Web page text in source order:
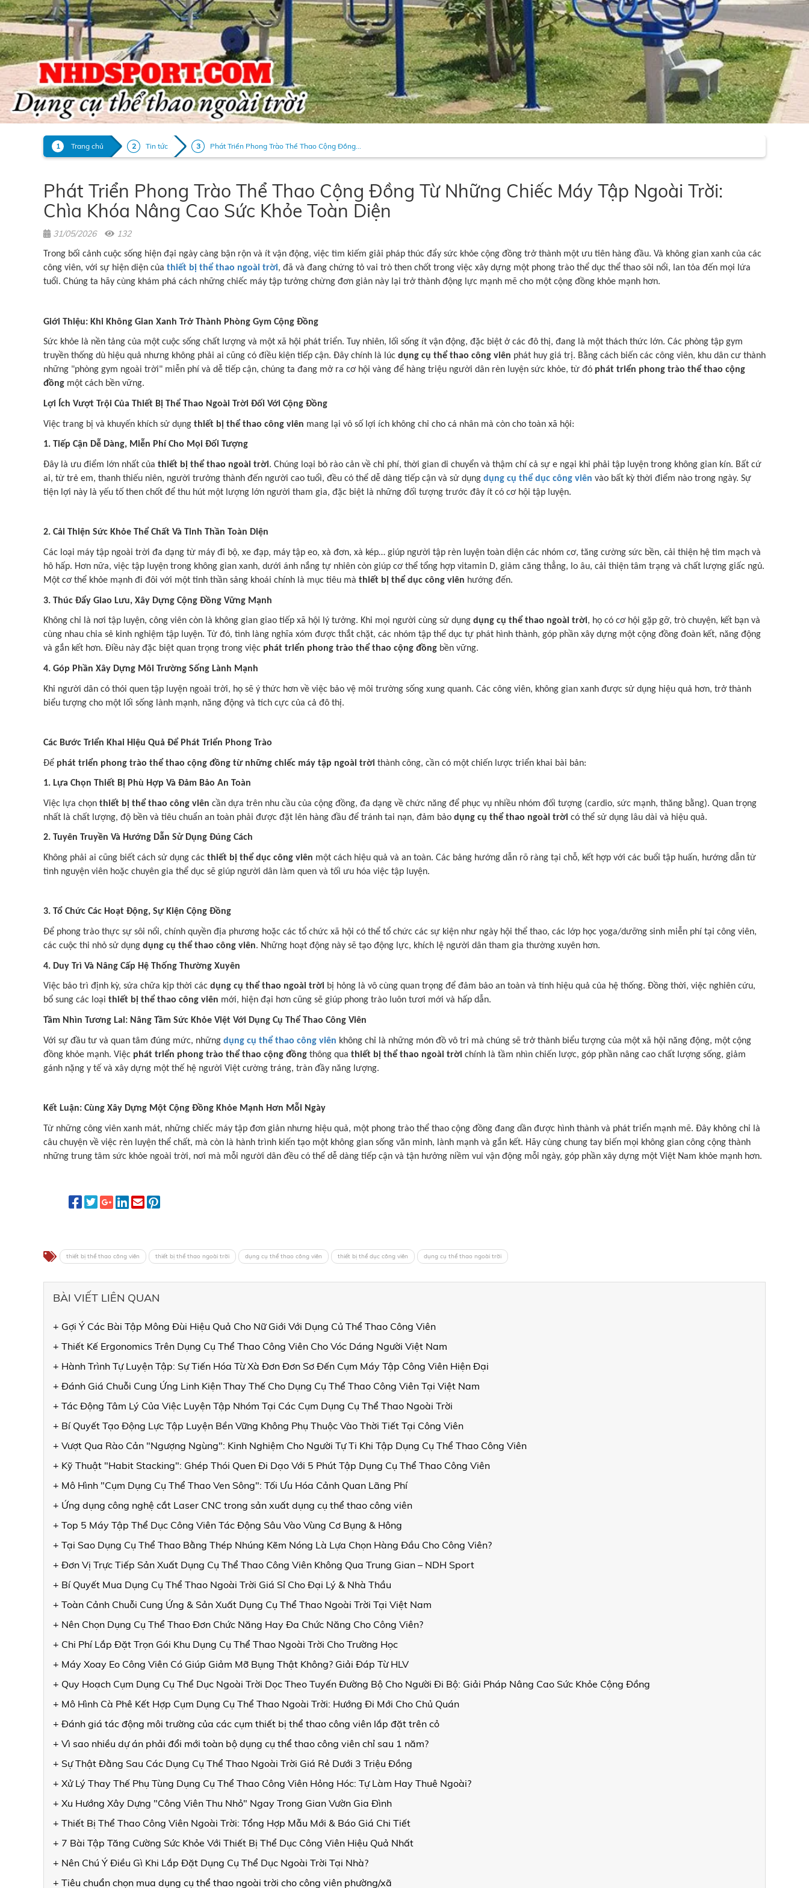
Trang chủ Tin tức Phát Triển Phong Trào Thể Thao Cộng Đồng...
Phát Triển Phong Trào Thể Thao Cộng Đồng Từ Những Chiếc Máy Tập Ngoài Trời:
Chìa Khóa Nâng Cao Sức Khỏe Toàn Diện
31/05/2026 132
Trong bối cảnh cuộc sống hiện đại ngày càng bận rộn và ít vận động, việc tìm kiếm giải pháp thúc đẩy sức khỏe cộng đồng trở thành một ưu tiên hàng đầu. Và không gian xanh của các
công viên, với sự hiện diện của thiết bị thể thao ngoài trời, đã và đang chứng tỏ vai trò then chốt trong việc xây dựng một phong trào thể dục thể thao sôi nổi, lan tỏa đến mọi lứa
tuổi. Chúng ta hãy cùng khám phá cách những chiếc máy tập tưởng chừng đơn giản này lại trở thành động lực mạnh mẽ cho một cộng đồng khỏe mạnh hơn.
Giới Thiệu: Khi Không Gian Xanh Trở Thành Phòng Gym Cộng Đồng
Sức khỏe là nền tảng của một cuộc sống chất lượng và một xã hội phát triển. Tuy nhiên, lối sống ít vận động, đặc biệt ở các đô thị, đang là một thách thức lớn. Các phòng tập gym
truyền thống dù hiệu quả nhưng không phải ai cũng có điều kiện tiếp cận. Đây chính là lúc dụng cụ thể thao công viên phát huy giá trị. Bằng cách biến các công viên, khu dân cư thành
những "phòng gym ngoài trời" miễn phí và dễ tiếp cận, chúng ta đang mở ra cơ hội vàng để hàng triệu người dân rèn luyện sức khỏe, từ đó phát triển phong trào thể thao cộng
đồng một cách bền vững.
Lợi Ích Vượt Trội Của Thiết Bị Thể Thao Ngoài Trời Đối Với Cộng Đồng
Việc trang bị và khuyến khích sử dụng thiết bị thể thao công viên mang lại vô số lợi ích không chỉ cho cá nhân mà còn cho toàn xã hội:
1. Tiếp Cận Dễ Dàng, Miễn Phí Cho Mọi Đối Tượng
Đây là ưu điểm lớn nhất của thiết bị thể thao ngoài trời. Chúng loại bỏ rào cản về chi phí, thời gian di chuyển và thậm chí cả sự e ngại khi phải tập luyện trong không gian kín. Bất cứ
ai, từ trẻ em, thanh thiếu niên, người trưởng thành đến người cao tuổi, đều có thể dễ dàng tiếp cận và sử dụng dụng cụ thể dục công viên vào bất kỳ thời điểm nào trong ngày. Sự
tiện lợi này là yếu tố then chốt để thu hút một lượng lớn người tham gia, đặc biệt là những đối tượng trước đây ít có cơ hội tập luyện.
2. Cải Thiện Sức Khỏe Thể Chất Và Tinh Thần Toàn Diện
Các loại máy tập ngoài trời đa dạng từ máy đi bộ, xe đạp, máy tập eo, xà đơn, xà kép… giúp người tập rèn luyện toàn diện các nhóm cơ, tăng cường sức bền, cải thiện hệ tim mạch và
hô hấp. Hơn nữa, việc tập luyện trong không gian xanh, dưới ánh nắng tự nhiên còn giúp cơ thể tổng hợp vitamin D, giảm căng thẳng, lo âu, cải thiện tâm trạng và chất lượng giấc ngủ.
Một cơ thể khỏe mạnh đi đôi với một tinh thần sảng khoái chính là mục tiêu mà thiết bị thể dục công viên hướng đến.
3. Thúc Đẩy Giao Lưu, Xây Dựng Cộng Đồng Vững Mạnh
Không chỉ là nơi tập luyện, công viên còn là không gian giao tiếp xã hội lý tưởng. Khi mọi người cùng sử dụng dụng cụ thể thao ngoài trời, họ có cơ hội gặp gỡ, trò chuyện, kết bạn và
cùng nhau chia sẻ kinh nghiệm tập luyện. Từ đó, tình làng nghĩa xóm được thắt chặt, các nhóm tập thể dục tự phát hình thành, góp phần xây dựng một cộng đồng đoàn kết, năng động
và gắn kết hơn. Điều này đặc biệt quan trọng trong việc phát triển phong trào thể thao cộng đồng bền vững.
4. Góp Phần Xây Dựng Môi Trường Sống Lành Mạnh
Khi người dân có thói quen tập luyện ngoài trời, họ sẽ ý thức hơn về việc bảo vệ môi trường sống xung quanh. Các công viên, không gian xanh được sử dụng hiệu quả hơn, trở thành
biểu tượng cho một lối sống lành mạnh, năng động và tích cực của cả đô thị.
Các Bước Triển Khai Hiệu Quả Để Phát Triển Phong Trào
Để phát triển phong trào thể thao cộng đồng từ những chiếc máy tập ngoài trời thành công, cần có một chiến lược triển khai bài bản:
1. Lựa Chọn Thiết Bị Phù Hợp Và Đảm Bảo An Toàn
Việc lựa chọn thiết bị thể thao công viên cần dựa trên nhu cầu của cộng đồng, đa dạng về chức năng để phục vụ nhiều nhóm đối tượng (cardio, sức mạnh, thăng bằng). Quan trọng
nhất là chất lượng, độ bền và tiêu chuẩn an toàn phải được đặt lên hàng đầu để tránh tai nạn, đảm bảo dụng cụ thể thao ngoài trời có thể sử dụng lâu dài và hiệu quả.
2. Tuyên Truyền Và Hướng Dẫn Sử Dụng Đúng Cách
Không phải ai cũng biết cách sử dụng các thiết bị thể dục công viên một cách hiệu quả và an toàn. Các bảng hướng dẫn rõ ràng tại chỗ, kết hợp với các buổi tập huấn, hướng dẫn từ
tình nguyện viên hoặc chuyên gia thể dục sẽ giúp người dân làm quen và tối ưu hóa việc tập luyện.
3. Tổ Chức Các Hoạt Động, Sự Kiện Cộng Đồng
Để phong trào thực sự sôi nổi, chính quyền địa phương hoặc các tổ chức xã hội có thể tổ chức các sự kiện như ngày hội thể thao, các lớp học yoga/dưỡng sinh miễn phí tại công viên,
các cuộc thi nhỏ sử dụng dụng cụ thể thao công viên. Những hoạt động này sẽ tạo động lực, khích lệ người dân tham gia thường xuyên hơn.
4. Duy Trì Và Nâng Cấp Hệ Thống Thường Xuyên
Việc bảo trì định kỳ, sửa chữa kịp thời các dụng cụ thể thao ngoài trời bị hỏng là vô cùng quan trọng để đảm bảo an toàn và tính hiệu quả của hệ thống. Đồng thời, việc nghiên cứu,
bổ sung các loại thiết bị thể thao công viên mới, hiện đại hơn cũng sẽ giúp phong trào luôn tươi mới và hấp dẫn.
Tầm Nhìn Tương Lai: Nâng Tầm Sức Khỏe Việt Với Dụng Cụ Thể Thao Công Viên
Với sự đầu tư và quan tâm đúng mức, những dụng cụ thể thao công viên không chỉ là những món đồ vô tri mà chúng sẽ trở thành biểu tượng của một xã hội năng động, một cộng
đồng khỏe mạnh. Việc phát triển phong trào thể thao cộng đồng thông qua thiết bị thể thao ngoài trời chính là tầm nhìn chiến lược, góp phần nâng cao chất lượng sống, giảm
gánh nặng y tế và xây dựng một thế hệ người Việt cường tráng, tràn đầy năng lượng.
Kết Luận: Cùng Xây Dựng Một Cộng Đồng Khỏe Mạnh Hơn Mỗi Ngày
Từ những công viên xanh mát, những chiếc máy tập đơn giản nhưng hiệu quả, một phong trào thể thao cộng đồng đang dần được hình thành và phát triển mạnh mẽ. Đây không chỉ là
câu chuyện về việc rèn luyện thể chất, mà còn là hành trình kiến tạo một không gian sống văn minh, lành mạnh và gắn kết. Hãy cùng chung tay biến mọi không gian công cộng thành
những trung tâm sức khỏe ngoài trời, nơi mà mỗi người dân đều có thể dễ dàng tiếp cận và tận hưởng niềm vui vận động mỗi ngày, góp phần xây dựng một Việt Nam khỏe mạnh hơn.
thiết bị thể thao công viên thiết bị thể thao ngoài trời dụng cụ thể thao công viên thiết bị thể dục công viên dụng cụ thể thao ngoài trời
BÀI VIẾT LIÊN QUAN
+ Gợi Ý Các Bài Tập Mông Đùi Hiệu Quả Cho Nữ Giới Với Dụng Củ Thể Thao Công Viên
+ Thiết Kế Ergonomics Trên Dụng Cụ Thể Thao Công Viên Cho Vóc Dáng Người Việt Nam
+ Hành Trình Tự Luyện Tập: Sự Tiến Hóa Từ Xà Đơn Đơn Sơ Đến Cụm Máy Tập Công Viên Hiện Đại
+ Đánh Giá Chuỗi Cung Ứng Linh Kiện Thay Thế Cho Dụng Cụ Thể Thao Công Viên Tại Việt Nam
+ Tác Động Tâm Lý Của Việc Luyện Tập Nhóm Tại Các Cụm Dụng Cụ Thể Thao Ngoài Trời
+ Bí Quyết Tạo Động Lực Tập Luyện Bền Vững Không Phụ Thuộc Vào Thời Tiết Tại Công Viên
+ Vượt Qua Rào Cản "Ngượng Ngùng": Kinh Nghiệm Cho Người Tự Ti Khi Tập Dụng Cụ Thể Thao Công Viên
+ Kỹ Thuật "Habit Stacking": Ghép Thói Quen Đi Dạo Với 5 Phút Tập Dụng Cụ Thể Thao Công Viên
+ Mô Hình "Cụm Dụng Cụ Thể Thao Ven Sông": Tối Ưu Hóa Cảnh Quan Lãng Phí
+ Ứng dụng công nghệ cắt Laser CNC trong sản xuất dụng cụ thể thao công viên
+ Top 5 Máy Tập Thể Dục Công Viên Tác Động Sâu Vào Vùng Cơ Bụng & Hông
+ Tại Sao Dụng Cụ Thể Thao Bằng Thép Nhúng Kẽm Nóng Là Lựa Chọn Hàng Đầu Cho Công Viên?
+ Đơn Vị Trực Tiếp Sản Xuất Dụng Cụ Thể Thao Công Viên Không Qua Trung Gian – NDH Sport
+ Bí Quyết Mua Dụng Cụ Thể Thao Ngoài Trời Giá Sỉ Cho Đại Lý & Nhà Thầu
+ Toàn Cảnh Chuỗi Cung Ứng & Sản Xuất Dụng Cụ Thể Thao Ngoài Trời Tại Việt Nam
+ Nên Chọn Dụng Cụ Thể Thao Đơn Chức Năng Hay Đa Chức Năng Cho Công Viên?
+ Chi Phí Lắp Đặt Trọn Gói Khu Dụng Cụ Thể Thao Ngoài Trời Cho Trường Học
+ Máy Xoay Eo Công Viên Có Giúp Giảm Mỡ Bụng Thật Không? Giải Đáp Từ HLV
+ Quy Hoạch Cụm Dụng Cụ Thể Dục Ngoài Trời Dọc Theo Tuyến Đường Bộ Cho Người Đi Bộ: Giải Pháp Nâng Cao Sức Khỏe Cộng Đồng
+ Mô Hình Cà Phê Kết Hợp Cụm Dụng Cụ Thể Thao Ngoài Trời: Hướng Đi Mới Cho Chủ Quán
+ Đánh giá tác động môi trường của các cụm thiết bị thể thao công viên lắp đặt trên cỏ
+ Vì sao nhiều dự án phải đổi mới toàn bộ dụng cụ thể thao công viên chỉ sau 1 năm?
+ Sự Thật Đằng Sau Các Dụng Cụ Thể Thao Ngoài Trời Giá Rẻ Dưới 3 Triệu Đồng
+ Xử Lý Thay Thế Phụ Tùng Dụng Cụ Thể Thao Công Viên Hỏng Hóc: Tự Làm Hay Thuê Ngoài?
+ Xu Hướng Xây Dựng "Công Viên Thu Nhỏ" Ngay Trong Gian Vườn Gia Đình
+ Thiết Bị Thể Thao Công Viên Ngoài Trời: Tổng Hợp Mẫu Mới & Báo Giá Chi Tiết
+ 7 Bài Tập Tăng Cường Sức Khỏe Với Thiết Bị Thể Dục Công Viên Hiệu Quả Nhất
+ Nên Chú Ý Điều Gì Khi Lắp Đặt Dụng Cụ Thể Dục Ngoài Trời Tại Nhà?
+ Tiêu chuẩn chọn mua dụng cụ thể thao ngoài trời cho công viên phường/xã